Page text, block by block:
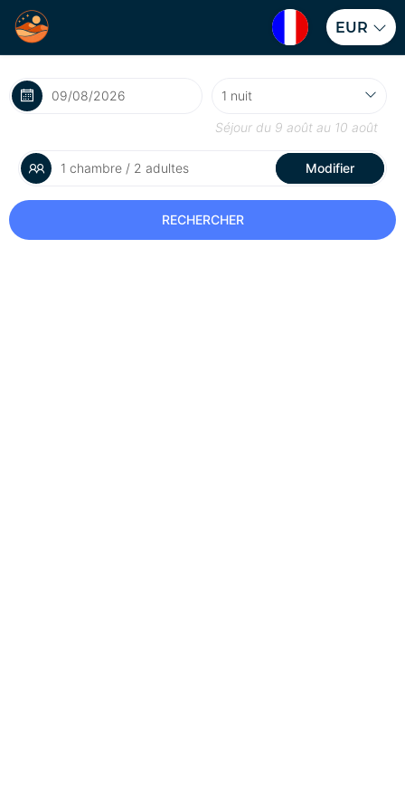
EUR
Séjour du 9 août au 10 août
1 chambre / 2 adultes Modifier